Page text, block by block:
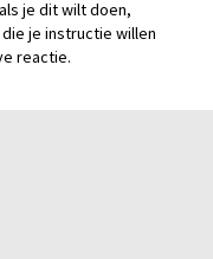
je dit wilt doen,
je instructie willen
reactie.